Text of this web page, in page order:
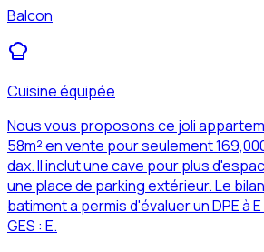
Balcon
Cuisine équipée
Nous vous proposons ce joli
58m² en vente pour seulement
dax. Il inclut une cave pour plus
une place de parking extérieur. Le
batiment a permis d'évaluer un DPE à
GES : E.